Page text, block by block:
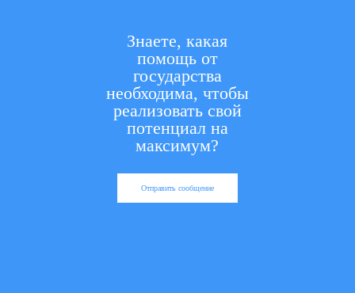
Знаете, какая
помощь от
государства
необходима, чтобы
реализовать свой
потенциал на
максимум?
Отправить сообщение